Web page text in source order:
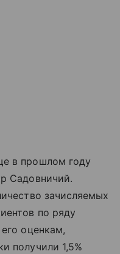
в прошлом году
Садовничий.
зачисляемых
по ряду
оценкам,
получили 1,5%